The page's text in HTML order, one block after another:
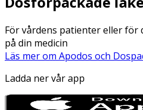
För vårdens patienter eller för
på din medicin
Läs mer om Apodos och
Ladda ner vår app